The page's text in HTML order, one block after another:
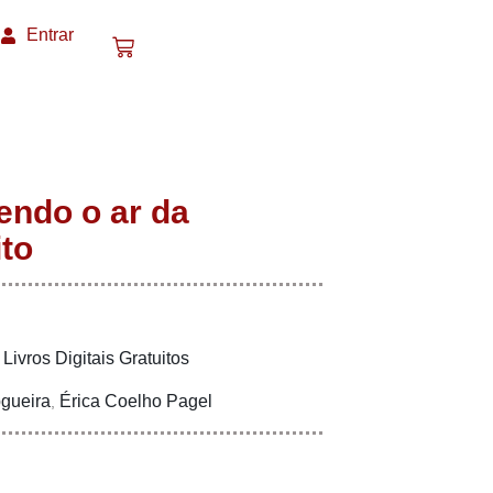
Entrar
o ar da
Livros Digitais Gratuitos
, Érica Coelho Pagel